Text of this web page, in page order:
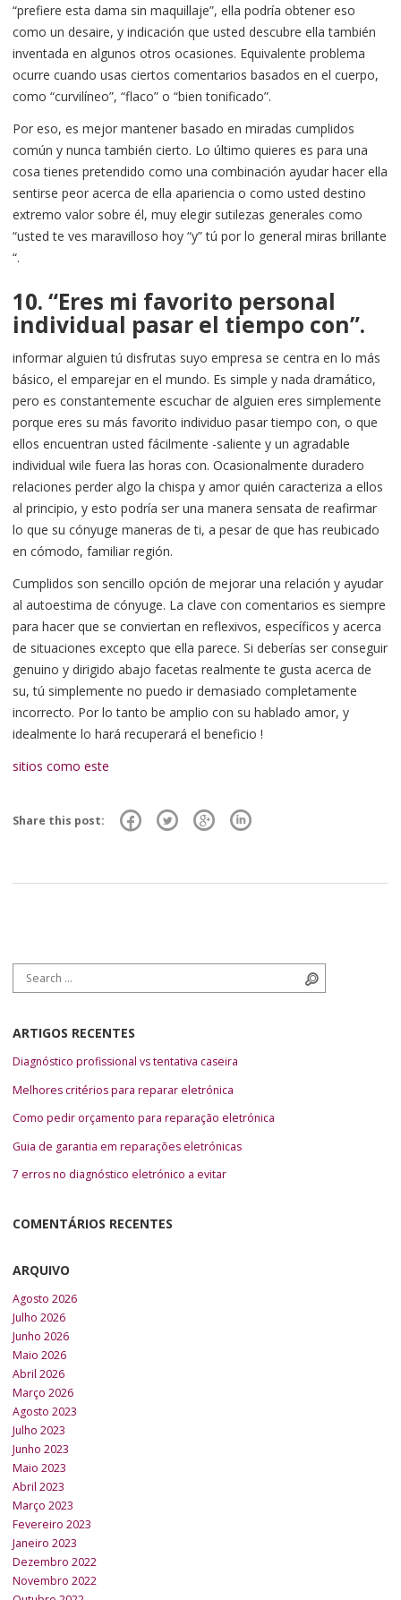
“prefiere esta dama sin maquillaje”, ella podría obtener eso
como un desaire, y indicación que usted descubre ella también
inventada en algunos otros ocasiones. Equivalente problema
ocurre cuando usas ciertos comentarios basados ​​en el cuerpo,
como “curvilíneo”, “flaco” o “bien tonificado”.
Por eso, es mejor mantener basado en miradas cumplidos
común y nunca también cierto. Lo último quieres es para una
cosa tienes pretendido como una combinación ayudar hacer ella
sentirse peor acerca de ella apariencia o como usted destino
extremo valor sobre él, muy elegir sutilezas generales como
“usted te ves maravilloso hoy “y” tú por lo general miras brillante
“.
10. “Eres mi favorito personal
individual pasar el tiempo con”.
informar alguien tú disfrutas suyo empresa se centra en lo más
básico, el emparejar en el mundo. Es simple y nada dramático,
pero es constantemente escuchar de alguien eres simplemente
porque eres su más favorito individuo pasar tiempo con, o que
ellos encuentran usted fácilmente -saliente y un agradable
individual wile fuera las horas con. Ocasionalmente duradero
relaciones perder algo la chispa y amor quién caracteriza a ellos
al principio, y esto podría ser una manera sensata de reafirmar
lo que su cónyuge maneras de ti, a pesar de que has reubicado
en cómodo, familiar región.
Cumplidos son sencillo opción de mejorar una relación y ayudar
al autoestima de cónyuge. La clave con comentarios es siempre
para hacer que se conviertan en reflexivos, específicos y acerca
de situaciones excepto que ella parece. Si deberías ser conseguir
genuino y dirigido abajo facetas realmente te gusta acerca de
su, tú simplemente no puedo ir demasiado completamente
incorrecto. Por lo tanto be amplio con su hablado amor, y
idealmente lo hará recuperará el beneficio !
sitios como este
Share this post:
Search for:
ARTIGOS RECENTES
Diagnóstico profissional vs tentativa caseira
Melhores critérios para reparar eletrónica
Como pedir orçamento para reparação eletrónica
Guia de garantia em reparações eletrónicas
7 erros no diagnóstico eletrónico a evitar
COMENTÁRIOS RECENTES
ARQUIVO
Agosto 2026
Julho 2026
Junho 2026
Maio 2026
Abril 2026
Março 2026
Agosto 2023
Julho 2023
Junho 2023
Maio 2023
Abril 2023
Março 2023
Fevereiro 2023
Janeiro 2023
Dezembro 2022
Novembro 2022